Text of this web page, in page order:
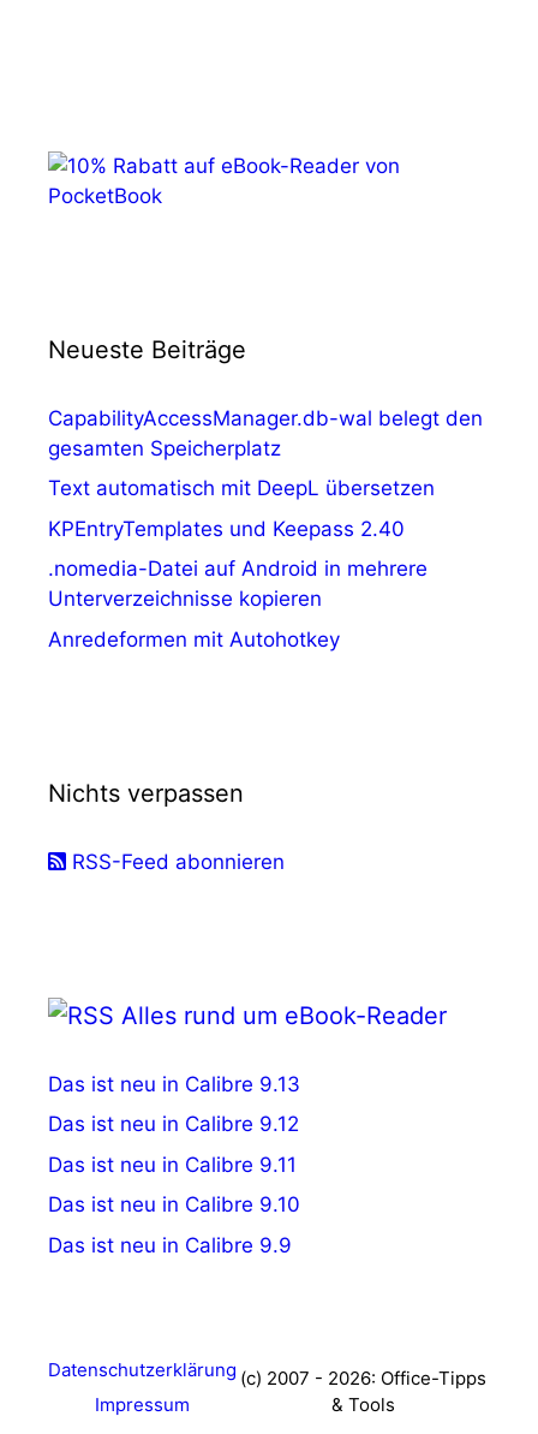
Neueste Beiträge
CapabilityAccessManager.db-wal belegt den
gesamten Speicherplatz
Text automatisch mit DeepL übersetzen
KPEntryTemplates und Keepass 2.40
.nomedia-Datei auf Android in mehrere
Unterverzeichnisse kopieren
Anredeformen mit Autohotkey
Nichts verpassen
RSS-Feed abonnieren
Alles rund um eBook-Reader
Das ist neu in Calibre 9.13
Das ist neu in Calibre 9.12
Das ist neu in Calibre 9.11
Das ist neu in Calibre 9.10
Das ist neu in Calibre 9.9
Datenschutzerklärung
Impressum
(c) 2007 - 2026: Office-Tipps
& Tools